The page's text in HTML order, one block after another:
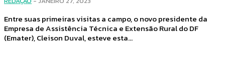
Entre suas primeiras visitas a campo, o novo presidente da
Empresa de Assistência Técnica e Extensão Rural do DF
(Emater), Cleison Duval, esteve esta...